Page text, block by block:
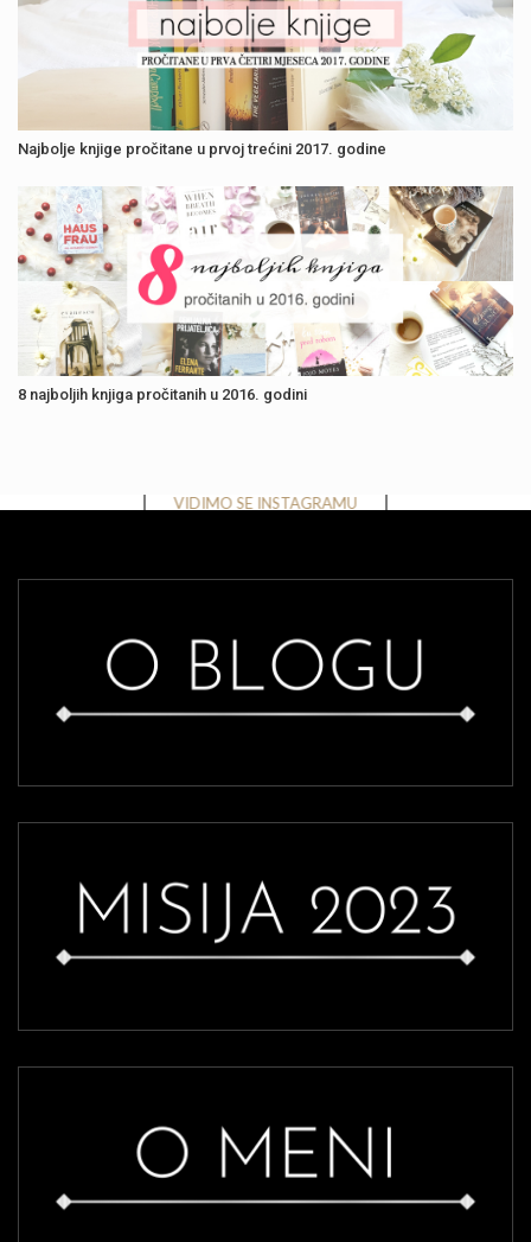
Najbolje knjige pročitane u prvoj trećini 2017. godine
8 najboljih knjiga pročitanih u 2016. godini
VIDIMO SE INSTAGRAMU
Instagram has returned invalid data.